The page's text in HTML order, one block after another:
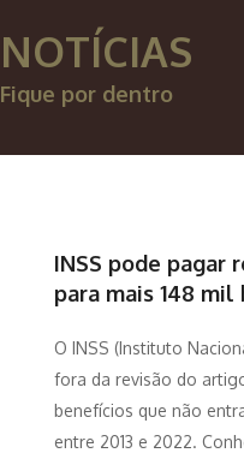
NOTÍCIAS
Fique por dentro
INSS pode pagar
para mais 148
O INSS (Instituto
fora da revisão do
benefícios que não
entre 2013 e 2022.